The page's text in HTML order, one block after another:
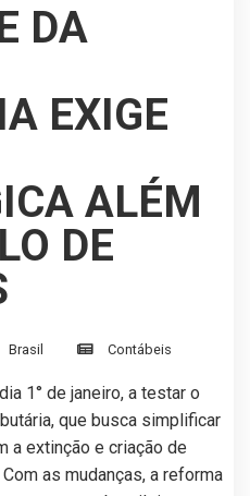
DA
EXIGE
ALÉM
DE
Brasil Contábeis
1° de janeiro, a testar o
que busca simplificar
a extinção e criação de
as mudanças, a reforma